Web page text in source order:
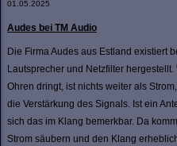
01.05.2025
Audes bei TM Audio
Die Firma Audes aus Estland existiert
Lautsprecher und Netzfilter
Ohren dringt, ist nichts weiter als
die Verstärkung des Signals. Ist ein
sich das im Klang bemerkbar. Da
Strom säubern und den Klang